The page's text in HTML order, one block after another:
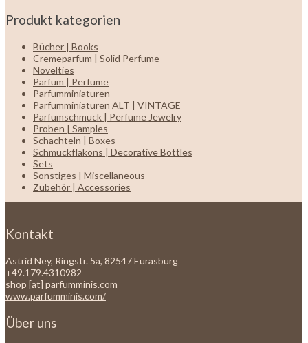
Produkt kategorien
Bücher | Books
Cremeparfum | Solid Perfume
Novelties
Parfum | Perfume
Parfumminiaturen
Parfumminiaturen ALT | VINTAGE
Parfumschmuck | Perfume Jewelry
Proben | Samples
Schachteln | Boxes
Schmuckflakons | Decorative Bottles
Sets
Sonstiges | Miscellaneous
Zubehör | Accessories
Kontakt
Astrid Ney, Ringstr. 5a, 82547 Eurasburg
+49.179.4310982
shop [at] parfumminis.com
www.parfumminis.com/
Über uns